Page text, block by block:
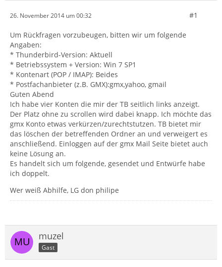
26. November 2014 um 00:32 #1
Um Rückfragen vorzubeugen, bitten wir um folgende
Angaben:
* Thunderbird-Version: Aktuell
* Betriebssystem + Version: Win 7 SP1
* Kontenart (POP / IMAP): Beides
* Postfachanbieter (z.B. GMX):gmx,yahoo, gmail
Guten Abend
Ich habe vier Konten die mir der TB seitlich links anzeigt.
Der Platz ohne zu scrollen wird dabei knapp. Ich möchte das
gmx Konto etwas verkürzen/zurechtstutzen. TB bietet mir
das löschen der betreffenden Ordner an und verweigert es
anschließend. Einloggen auf der gmx Mail Seite bietet auch
keine Lösung an.
Es handelt sich um folgende, gesendet und Entwürfe habe
ich doppelt.
Wer weiß Abhilfe, LG don philipe
muzel
Gast